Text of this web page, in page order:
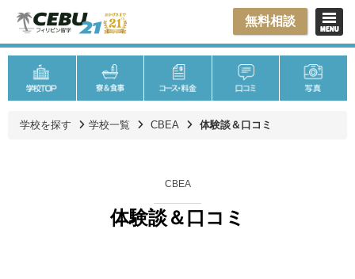
無料相談
学校を探す 学校一覧 CBEA 体験談＆口コミ
CBEA
体験談＆口コミ